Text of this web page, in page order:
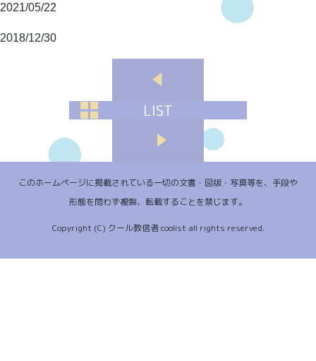
2021/05/22
2018/12/30
LIST
このホームページに掲載されている一切の文書・図版・写真等を、手段や
形態を問わず複製、転載することを禁じます。
Copyright (C) クール教信者 coolist all rights reserved.